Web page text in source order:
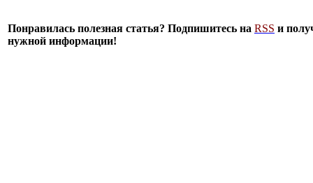
Понравилась полезная статья? Подпишитесь на RSS и
нужной информации!